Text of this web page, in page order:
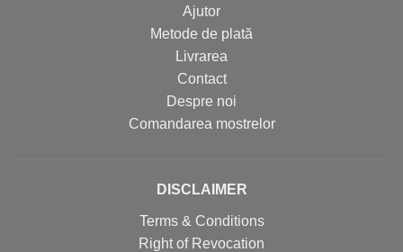
Ajutor
Metode de plată
Livrarea
Contact
Despre noi
Comandarea mostrelor
DISCLAIMER
Terms & Conditions
Right of Revocation